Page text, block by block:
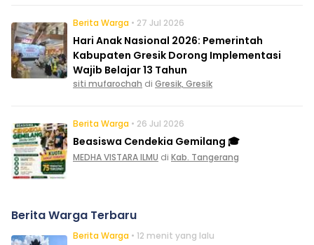
Berita Warga • 27 Jul 2026
Hari Anak Nasional 2026: Pemerintah
Kabupaten Gresik Dorong Implementasi
Wajib Belajar 13 Tahun
siti mufarochah di Gresik, Gresik
Berita Warga • 26 Jul 2026
Beasiswa Cendekia Gemilang 🎓
MEDHA VISTARA ILMU di Kab. Tangerang
Berita Warga Terbaru
Berita Warga • 12 menit yang lalu